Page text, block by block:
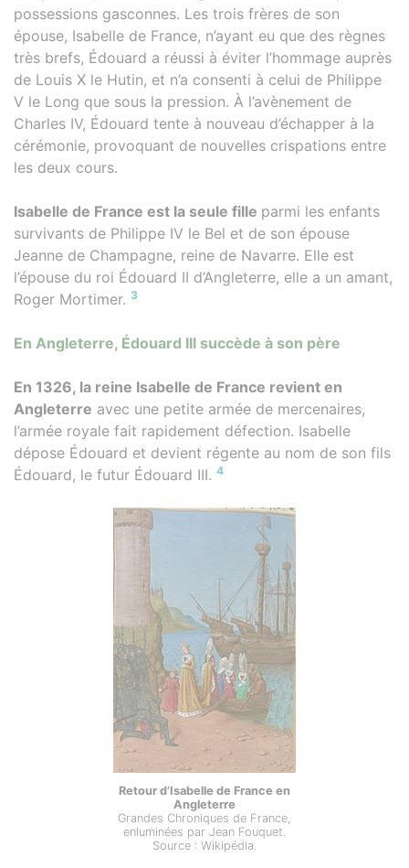
possessions gasconnes. Les trois frères de son
épouse, Isabelle de France, n’ayant eu que des règnes
très brefs, Édouard a réussi à éviter l’hommage auprès
de Louis X le Hutin, et n’a consenti à celui de Philippe
V le Long que sous la pression. À l’avènement de
Charles IV, Édouard tente à nouveau d’échapper à la
cérémonie, provoquant de nouvelles crispations entre
les deux cours.
Isabelle de France est la seule fille parmi les enfants
survivants de Philippe IV le Bel et de son épouse
Jeanne de Champagne, reine de Navarre. Elle est
l’épouse du roi Édouard II d’Angleterre, elle a un amant,
Roger Mortimer. 3
En Angleterre, Édouard III succède à son père
En 1326, la reine Isabelle de France revient en
Angleterre avec une petite armée de mercenaires,
l’armée royale fait rapidement défection. Isabelle
dépose Édouard et devient régente au nom de son fils
Édouard, le futur Édouard III. 4
Retour d’Isabelle de France en
Angleterre
Grandes Chroniques de France,
enluminées par Jean Fouquet.
Source : Wikipédia.